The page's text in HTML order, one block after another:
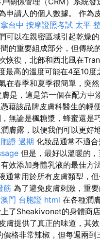
申請人的個人數據。 作為
台中 按摩證照考試 太平
可以在親密區域引起乾燥的
的重要組成部分，但傳統
恢復，北部和西北風在
最高的溫度可能在4至10度
在春季和夏季很簡單，突
是，這是第一個在配方中
憑藉該品牌皮膚科醫生的輕
無論是楓糖漿，蜂蜜還是
膚露，以便我們可以更好
證 過期 化妝品通常不適
但是，最好以溫暖的
效添加身體乳液的最佳方
通常用於所有皮膚類型，
筋 為了避免皮膚刺激，重
澳門 台胞證 html 在各種潤
了Sheakivonet的身體商
膚提供了真正的味道，其
價格非常辣椒，但每週兩